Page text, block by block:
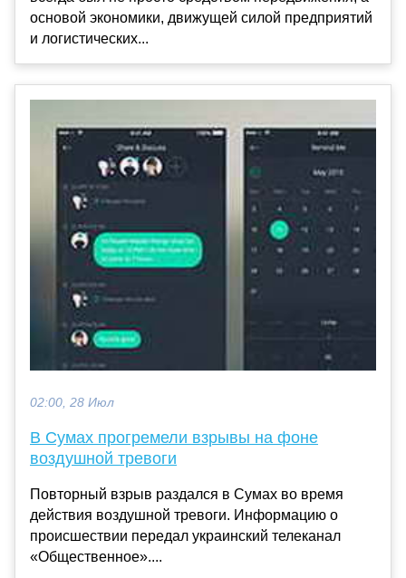
основой экономики, движущей силой предприятий
и логистических...
02:00, 28 Июл
В Сумах прогремели взрывы на фоне
воздушной тревоги
Повторный взрыв раздался в Сумах во время
действия воздушной тревоги. Информацию о
происшествии передал украинский телеканал
«Общественное»....